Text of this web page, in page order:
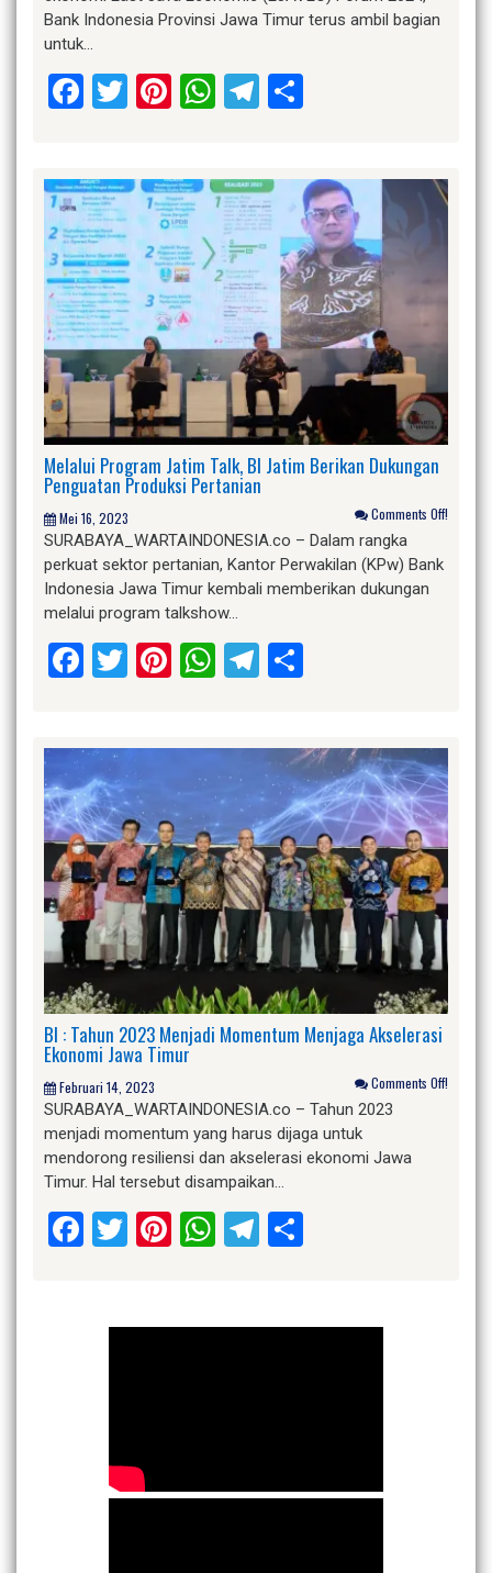
Bank Indonesia Provinsi Jawa Timur terus ambil bagian
untuk…
Facebook
Twitter
Pinterest
WhatsApp
Telegram
Melalui Program Jatim Talk, BI Jatim Berikan Dukungan
Penguatan Produksi Pertanian
Mei 16, 2023 Comments Off!
SURABAYA_WARTAINDONESIA.co – Dalam rangka
perkuat sektor pertanian, Kantor Perwakilan (KPw) Bank
Indonesia Jawa Timur kembali memberikan dukungan
melalui program talkshow…
Facebook
Twitter
Pinterest
WhatsApp
Telegram
BI : Tahun 2023 Menjadi Momentum Menjaga Akselerasi
Ekonomi Jawa Timur
Februari 14, 2023 Comments Off!
SURABAYA_WARTAINDONESIA.co – Tahun 2023
menjadi momentum yang harus dijaga untuk
mendorong resiliensi dan akselerasi ekonomi Jawa
Timur. Hal tersebut disampaikan…
Facebook
Twitter
Pinterest
WhatsApp
Telegram